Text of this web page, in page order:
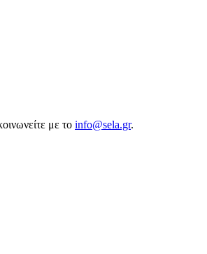
με το info@sela.gr.